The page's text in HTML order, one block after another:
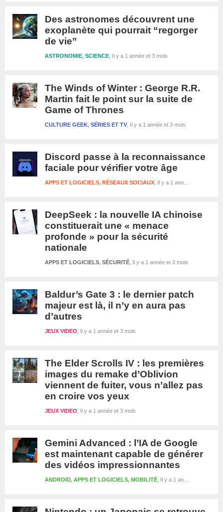
Des astronomes découvrent une
exoplanète qui pourrait “regorger
de vie”
Il y a 1 année et 3 mois
ASTRONOMIE, SCIENCE
The Winds of Winter : George R.R.
Martin fait le point sur la suite de
Game of Thrones
Il y a 1 année et 3 mois
CULTURE GEEK, SÉRIES ET TV
Discord passe à la reconnaissance
faciale pour vérifier votre âge
Il y a 1 année et 3 mois
APPS ET LOGICIELS, RÉSEAUX SOCIAUX
DeepSeek : la nouvelle IA chinoise
constituerait une « menace
profonde » pour la sécurité
nationale
Il y a 1 année et 3 mois
APPS ET LOGICIELS, SÉCURITÉ
Baldur’s Gate 3 : le dernier patch
majeur est là, il n’y en aura pas
d’autres
Il y a 1 année et 3 mois
JEUX VIDEO
The Elder Scrolls IV : les premières
images du remake d’Oblivion
viennent de fuiter, vous n’allez pas
en croire vos yeux
Il y a 1 année et 3 mois
JEUX VIDEO
Gemini Advanced : l’IA de Google
est maintenant capable de générer
des vidéos impressionnantes
Il y a 1 année et 3 mois
ANDROID, APPS ET LOGICIELS, MOBILITÉ